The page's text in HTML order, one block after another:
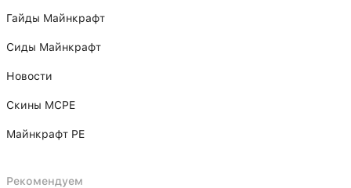
Гайды Майнкрафт
Сиды Майнкрафт
Новости
Скины MCPE
Майнкрафт PE
Рекомендуем